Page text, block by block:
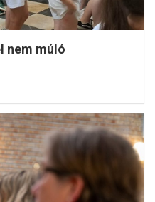
nem múló